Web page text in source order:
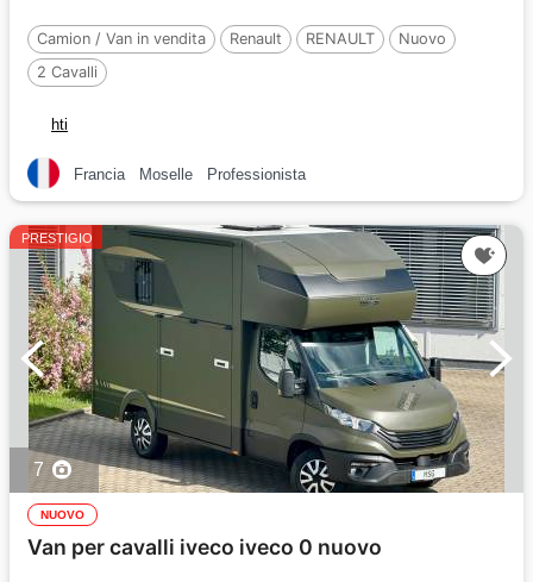
Camion / Van in vendita Renault RENAULT
Nuovo
2 Cavalli
hti
Francia Moselle Professionista
PRESTIGIO
7
NUOVO
Van per cavalli iveco iveco 0 nuovo